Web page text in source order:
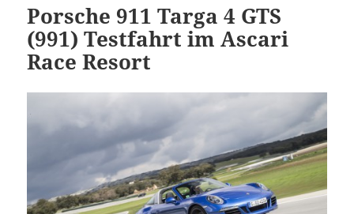
Porsche 911 Targa 4 GTS
(991) Testfahrt im Ascari
Race Resort